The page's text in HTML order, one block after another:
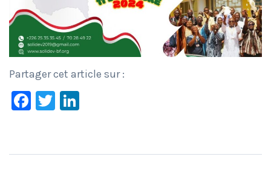
Partager cet article sur :
Facebook
Twitter